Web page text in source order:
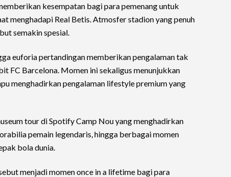
kesempatan bagi para pemenang untuk
menghadapi Real Betis. Atmosfer stadion yang penuh
semakin spesial.
euforia pertandingan memberikan pengalaman tak
FC Barcelona. Momen ini sekaligus menunjukkan
menghadirkan pengalaman lifestyle premium yang
tour di Spotify Camp Nou yang menghadirkan
pemain legendaris, hingga berbagai momen
bola dunia.
menjadi momen once in a lifetime bagi para